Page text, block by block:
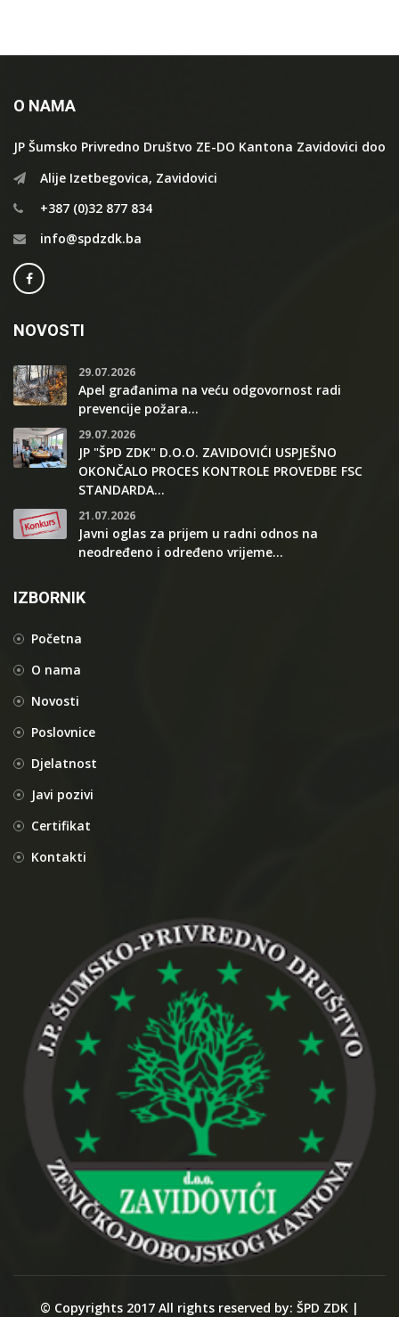
O NAMA
JP Šumsko Privredno Društvo ZE-DO Kantona Zavidovici doo
Alije Izetbegovica, Zavidovici
+387 (0)32 877 834
info@spdzdk.ba
NOVOSTI
29.07.2026
Apel građanima na veću odgovornost radi
prevencije požara...
29.07.2026
JP "ŠPD ZDK" D.O.O. ZAVIDOVIĆI USPJEŠNO
OKONČALO PROCES KONTROLE PROVEDBE FSC
STANDARDA...
21.07.2026
Javni oglas za prijem u radni odnos na
neodređeno i određeno vrijeme...
IZBORNIK
Početna
O nama
Novosti
Poslovnice
Djelatnost
Javi pozivi
Certifikat
Kontakti
© Copyrights 2017 All rights reserved by: ŠPD ZDK |